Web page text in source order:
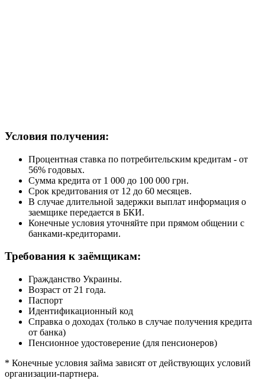
Условия получения:
Процентная ставка по потребительским кредитам - от
56% годовых.
Сумма кредита от 1 000 до 100 000 грн.
Срок кредитования от 12 до 60 месяцев.
В случае длительной задержки выплат информация о
заемщике передается в БКИ.
Конечные условия уточняйте при прямом общении с
банками-кредиторами.
Требования к заёмщикам:
Гражданство Украины.
Возраст от 21 года.
Паспорт
Идентификационный код
Справка о доходах (только в случае получения кредита
от банка)
Пенсионное удостоверение (для пенсионеров)
* Конечные условия займа зависят от действующих условий
организации-партнера.